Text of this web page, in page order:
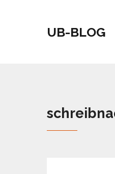
UB-BLOG